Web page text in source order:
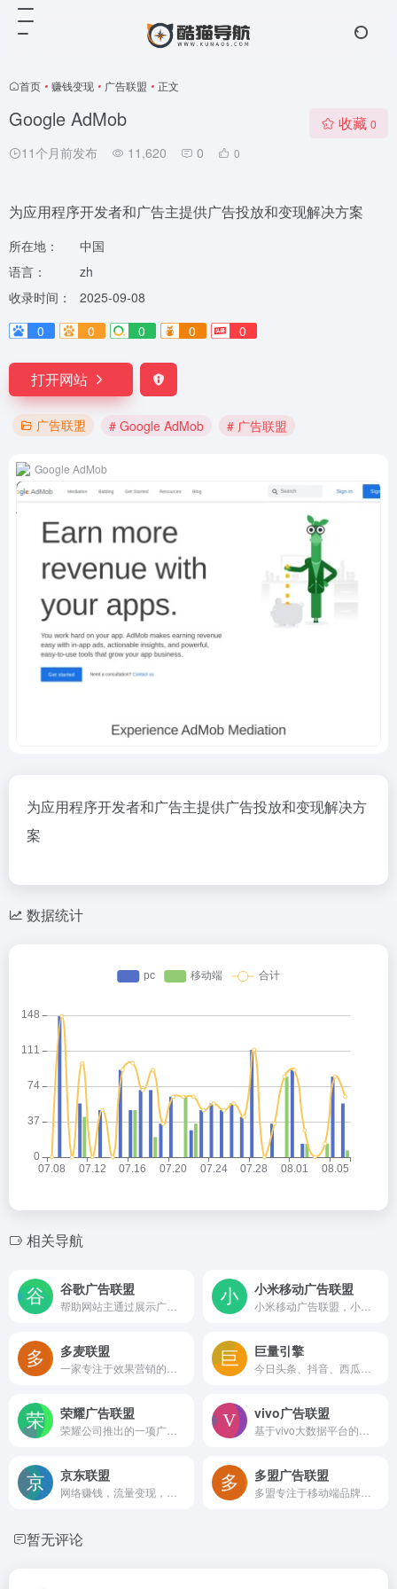
首页 • 赚钱变现 • 广告联盟 • 正文
Google AdMob
11个月前发布 11,620 0 0
收藏 0
为应用程序开发者和广告主提供广告投放和变现解决方案
所在地：
中国
语言：
zh
收录时间：
2025-09-08
0
0 0 0 0
打开网站
广告联盟 # Google AdMob # 广告联盟
Google AdMob
为应用程序开发者和广告主提供广告投放和变现解决方
案
数据统计
相关导航
谷歌广告联盟 小米移动广告联盟
多麦联盟 巨量引擎
荣耀广告联盟 vivo广告联盟
京东联盟 多盟广告联盟
暂无评论